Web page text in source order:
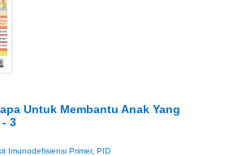
Untuk Membantu Anak Yang
- 3
Imunodefisiensi Primer, PID